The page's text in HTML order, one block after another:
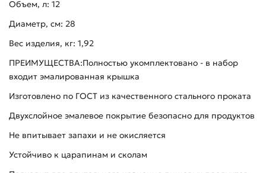
Объем, л: 12
Диаметр, см: 28
Вес изделия, кг: 1,92
ПРЕИМУЩЕСТВА:Полностью укомплектовано - в набор
входит эмалированная крышка
Изготовлено по ГОСТ из качественного стального проката
Двухслойное эмалевое покрытие безопасно для продуктов
Не впитывает запахи и не окисляется
Устойчиво к царапинам и сколам